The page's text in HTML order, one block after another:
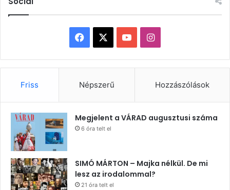
Facebook YouTubeInstagram
Friss Népszerű Hozzászólások
Megjelent a VÁRAD augusztusi száma
6 óra telt el
SIMÓ MÁRTON – Majka nélkül. De mi
lesz az irodalommal?
21 óra telt el